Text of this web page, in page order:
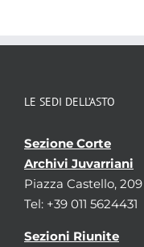
LE SEDI DELL’ASTO
Sezione Corte
Archivi Juvarriani
Piazza Castello, 209
Tel: +39 011 5624431
Sezioni Riunite